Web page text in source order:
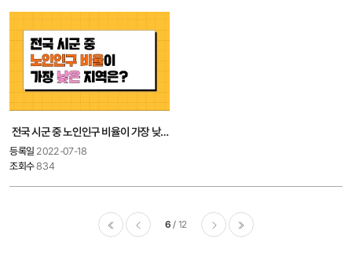
전국 시군 중 노인인구 비율이 가장 낮은 지역은?
등록일 2022-07-18
조회수834
6 12